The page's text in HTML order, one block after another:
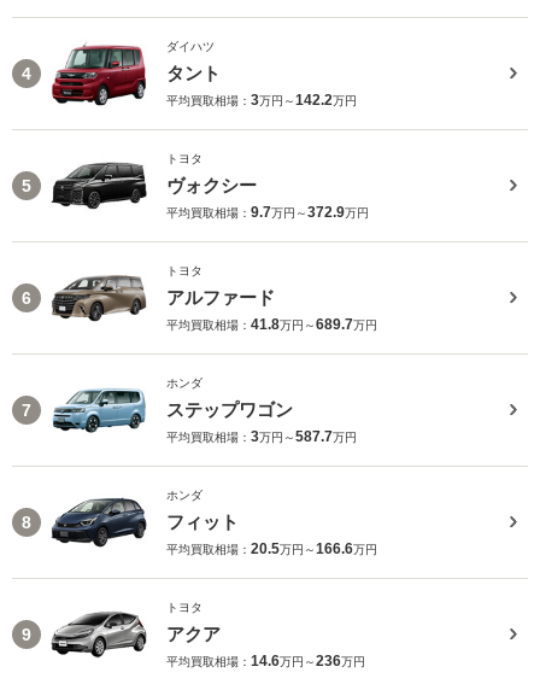
4
ダイハツ
タント
平均買取相場： 3万円～142.2万円
5
トヨタ
ヴォクシー
平均買取相場： 9.7万円～372.9万円
6
トヨタ
アルファード
平均買取相場： 41.8万円～689.7万円
7
ホンダ
ステップワゴン
平均買取相場： 3万円～587.7万円
8
ホンダ
フィット
平均買取相場： 20.5万円～166.6万円
9
トヨタ
アクア
平均買取相場： 14.6万円～236万円